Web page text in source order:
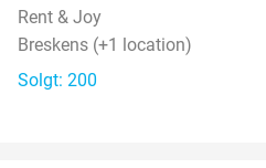
Rent & Joy
Breskens (+1 location)
Solgt: 200